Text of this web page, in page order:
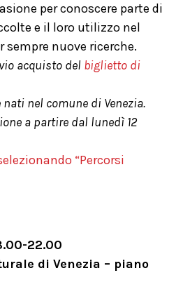
per conoscere parte di
e il loro utilizzo nel
nuove ricerche.
acquisto del biglietto di
nel comune di Venezia.
a partire dal lunedì 12
“Percorsi
22.00
di Venezia – piano